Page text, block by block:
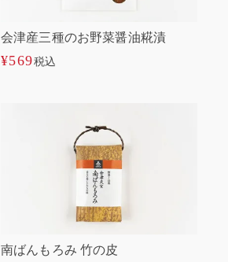
会津産三種のお野菜醤油糀漬
¥569税込
南ばんもろみ 竹の皮